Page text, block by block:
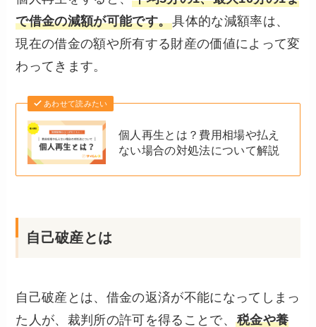
で借金の減額が可能です。具体的な減額率は、
現在の借金の額や所有する財産の価値によって変
わってきます。
あわせて読みたい
個人再生とは？費用相場や払え
ない場合の対処法について解説
自己破産とは
自己破産とは、借金の返済が不能になってしまっ
た人が、裁判所の許可を得ることで、 税金や養